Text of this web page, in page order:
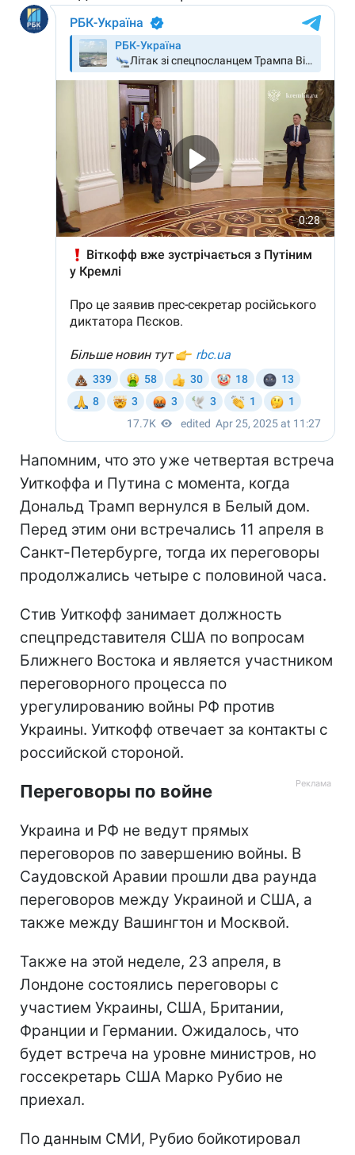
Напомним, что это уже четвертая встреча
Уиткоффа и Путина с момента, когда
Дональд Трамп вернулся в Белый дом.
Перед этим они встречались 11 апреля в
Санкт-Петербурге, тогда их переговоры
продолжались четыре с половиной часа.
Стив Уиткофф занимает должность
спецпредставителя США по вопросам
Ближнего Востока и является участником
переговорного процесса по
урегулированию войны РФ против
Украины. Уиткофф отвечает за контакты с
российской стороной.
Переговоры по войне
Украина и РФ не ведут прямых
переговоров по завершению войны. В
Саудовской Аравии прошли два раунда
переговоров между Украиной и США, а
также между Вашингтон и Москвой.
Также на этой неделе, 23 апреля, в
Лондоне состоялись переговоры с
участием Украины, США, Британии,
Франции и Германии. Ожидалось, что
будет встреча на уровне министров, но
госсекретарь США Марко Рубио не
приехал.
По данным СМИ, Рубио бойкотировал